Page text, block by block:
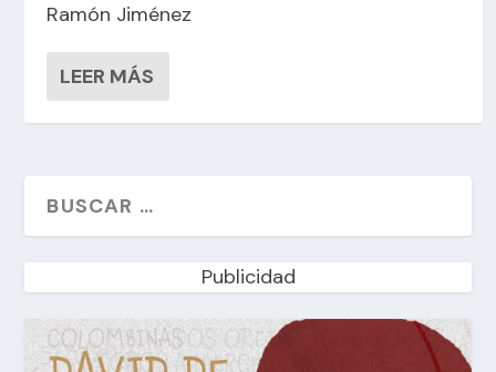
Ramón Jiménez
LEER MÁS
Publicidad